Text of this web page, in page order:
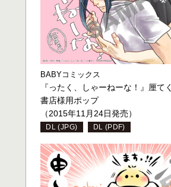
BABYコミックス
『ったく、しゃーねーな！』厘てく
書店様用ポップ
（2015年11月24日発売）
DL (JPG) DL (PDF)